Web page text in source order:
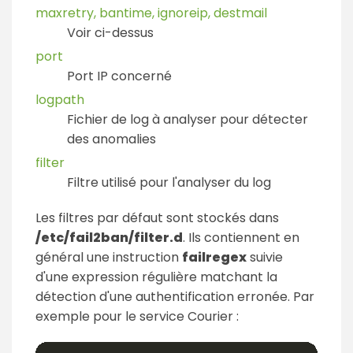
maxretry, bantime, ignoreip, destmail
Voir ci-dessus
port
Port IP concerné
logpath
Fichier de log à analyser pour détecter
des anomalies
filter
Filtre utilisé pour l'analyser du log
Les filtres par défaut sont stockés dans
/etc/fail2ban/filter.d. Ils contiennent en
général une instruction failregexsuivie
d'une expression régulière matchant la
détection d'une authentification erronée. Par
exemple pour le service Courier :